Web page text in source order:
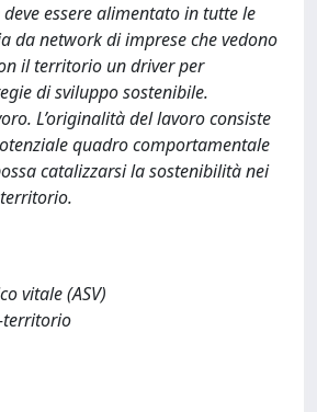
essere alimentato in tutte le
da network di imprese che vedono
il territorio un driver per
di sviluppo sostenibile.
L’originalità del lavoro consiste
quadro comportamentale
catalizzarsi la sostenibilità nei
vitale (ASV)
territorio